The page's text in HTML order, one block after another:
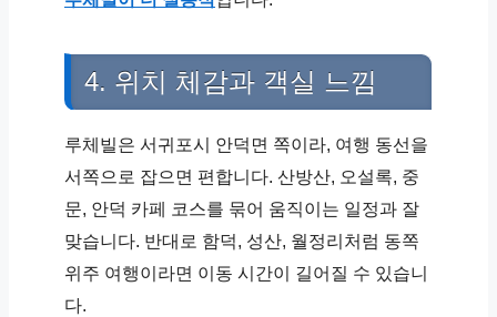
4. 위치 체감과 객실 느낌
루체빌은 서귀포시 안덕면 쪽이라, 여행 동선을
서쪽으로 잡으면 편합니다. 산방산, 오설록, 중
문, 안덕 카페 코스를 묶어 움직이는 일정과 잘
맞습니다. 반대로 함덕, 성산, 월정리처럼 동쪽
위주 여행이라면 이동 시간이 길어질 수 있습니
다.